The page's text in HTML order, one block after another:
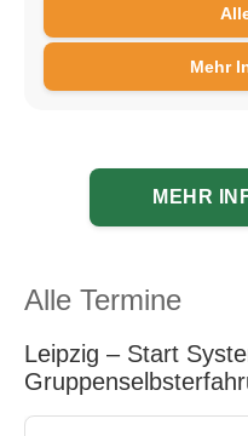
Mehr
MEHR
Alle Termine
Leipzig – Start